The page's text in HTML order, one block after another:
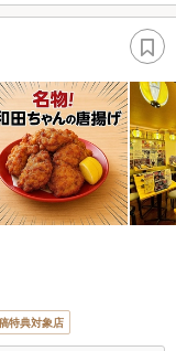
特典対象店